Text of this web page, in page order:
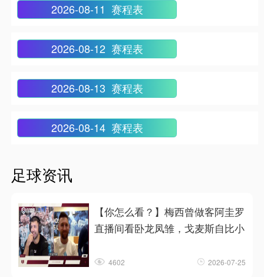
2026-08-11 赛程表
2026-08-12 赛程表
2026-08-13 赛程表
2026-08-14 赛程表
足球资讯
【你怎么看？】梅西曾做客阿圭罗
直播间看卧龙凤雏，戈麦斯自比小
4602 2026-07-25